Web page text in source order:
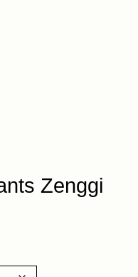
Zenggi